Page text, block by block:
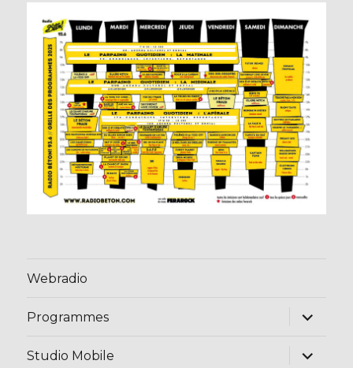
Webradio
Programmes
ouvrir
menu
Studio Mobile
ouvrir